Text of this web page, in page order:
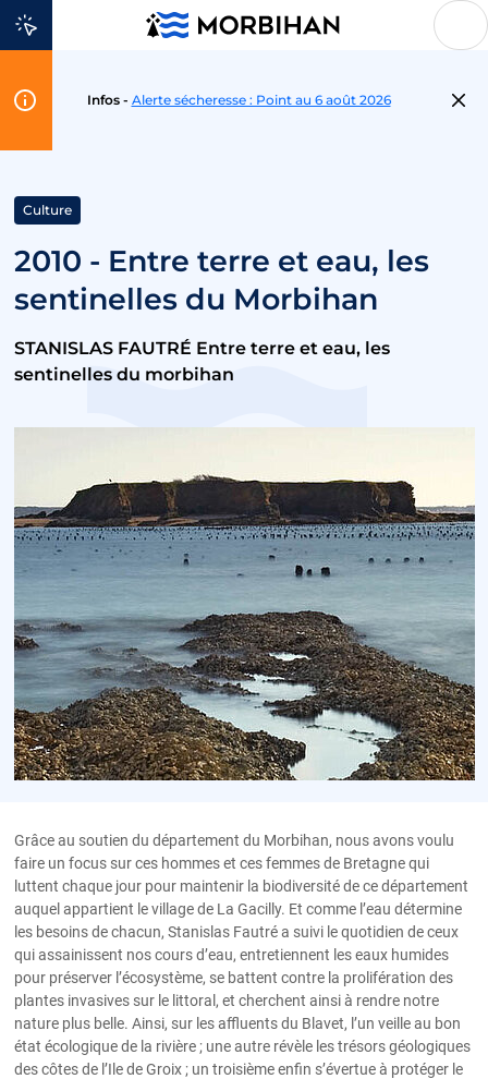
Aller au contenu
Infos - Alerte sécheresse : Point au 6 août 2026
Culture
2010 - Entre terre et eau, les
sentinelles du Morbihan
STANISLAS FAUTRÉ Entre terre et eau, les
sentinelles du morbihan
Grâce au soutien du département du Morbihan, nous avons voulu
faire un focus sur ces hommes et ces femmes de Bretagne qui
luttent chaque jour pour maintenir la biodiversité de ce département
auquel appartient le village de La Gacilly. Et comme l’eau détermine
les besoins de chacun, Stanislas Fautré a suivi le quotidien de ceux
qui assainissent nos cours d’eau, entretiennent les eaux humides
pour préserver l’écosystème, se battent contre la prolifération des
plantes invasives sur le littoral, et cherchent ainsi à rendre notre
nature plus belle. Ainsi, sur les affluents du Blavet, l’un veille au bon
état écologique de la rivière ; une autre révèle les trésors géologiques
des côtes de l’Ile de Groix ; un troisième enfin s’évertue à protéger le